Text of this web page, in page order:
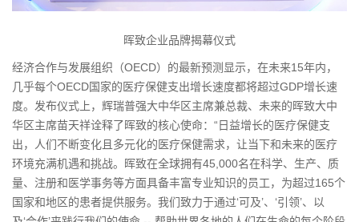
晖致企业品牌揭幕仪式
经济合作与发展组织（OECD）的最新预测显示，在未来15年内，
几乎每个OECD国家的医疗保健支出增长速度都将超过GDP增长速
度。发布仪式上，辉瑞普强大中华区主席兼总裁、未来的晖致大中
华区主席苗天祥诠释了晖致的核心使命：“日益增长的医疗保健支
出，人们不断变化且多元化的医疗保健需求，让当下和未来的医疗
环境充满机遇和挑战。晖致在全球拥有45,000名在科学、生产、质
量、注册和医学事务等方面具备丰富专业知识的员工，为超过165个
国家和地区的患者提供服务。我们致力于通过‘可及’、‘引领’、以